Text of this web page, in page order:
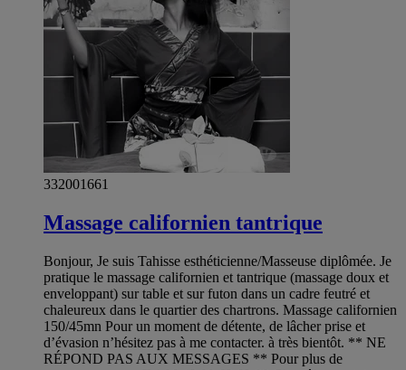
332001661
Massage californien tantrique
Bonjour, Je suis Tahisse esthéticienne/Masseuse diplômée. Je
pratique le massage californien et tantrique (massage doux et
enveloppant) sur table et sur futon dans un cadre feutré et
chaleureux dans le quartier des chartrons. Massage californien
150/45mn Pour un moment de détente, de lâcher prise et
d’évasion n’hésitez pas à me contacter. à très bientôt. ** NE
RÉPOND PAS AUX MESSAGES ** Pour plus de